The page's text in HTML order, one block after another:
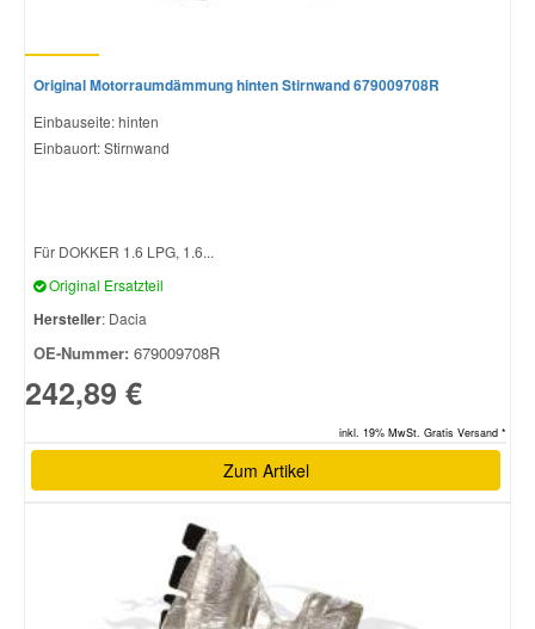
Original Motorraumdämmung hinten Stirnwand 679009708R
Einbauseite: hinten
Einbauort: Stirnwand
Für DOKKER 1.6 LPG, 1.6...
Original Ersatzteil
Hersteller: Dacia
OE-Nummer: 679009708R
242,89 €
inkl. 19% MwSt. Gratis Versand *
Zum Artikel